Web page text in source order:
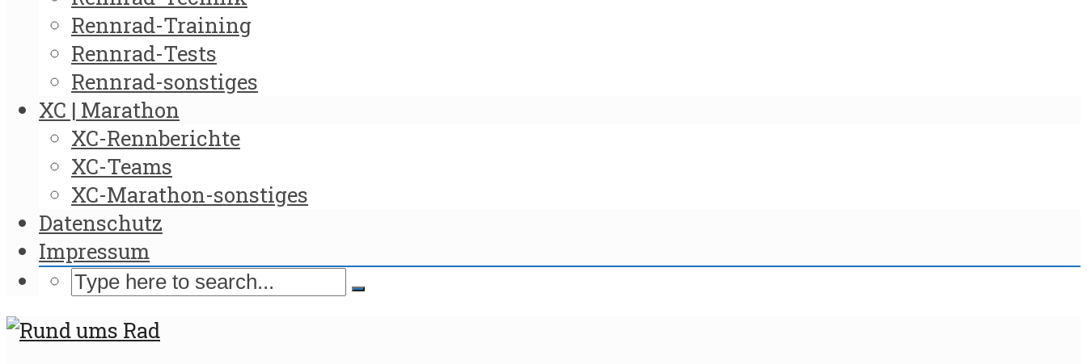
Rennrad-Training
Rennrad-Tests
Rennrad-sonstiges
XC | Marathon
XC-Rennberichte
XC-Teams
XC-Marathon-sonstiges
Datenschutz
Impressum